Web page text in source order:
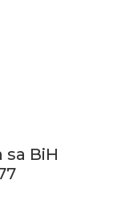
BiH